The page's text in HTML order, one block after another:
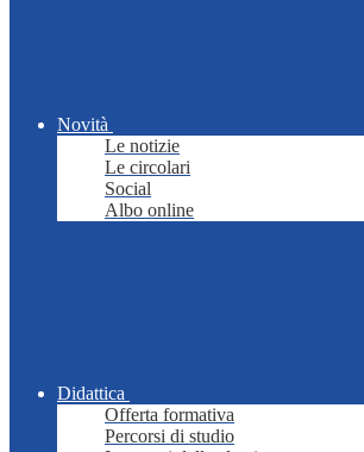
Novità
Le notizie
Le circolari
Social
Albo online
Didattica
Offerta formativa
Percorsi di studio